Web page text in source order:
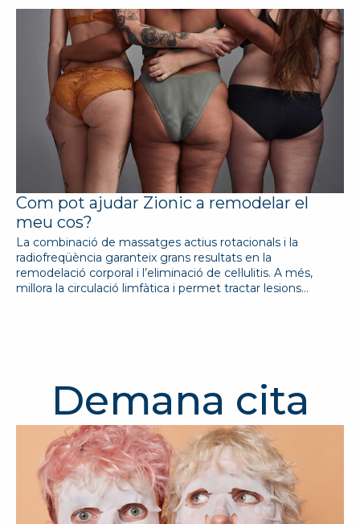
Com pot ajudar Zionic a remodelar el
meu cos?
La combinació de massatges actius rotacionals i la
radiofreqüència garanteix grans resultats en la
remodelació corporal i l’eliminació de cel·lulitis. A més,
millora la circulació limfàtica i permet tractar lesions…
Demana cita